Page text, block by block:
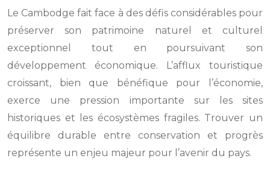
Le Cambodge fait face à des défis considérables pour
préserver son patrimoine naturel et culturel
exceptionnel tout en poursuivant son
développement économique. L’afflux touristique
croissant, bien que bénéfique pour l’économie,
exerce une pression importante sur les sites
historiques et les écosystèmes fragiles. Trouver un
équilibre durable entre conservation et progrès
représente un enjeu majeur pour l’avenir du pays.